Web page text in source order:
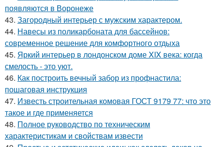
появляются в Воронеже
43. Загородный интерьер с мужским характером.
44. Навесы из поликарбоната для бассейнов:
современное решение для комфортного отдыха
45. Яркий интерьер в лондонском доме XIX века: когда
смелость - это уют.
46. Как построить вечный забор из профнастила:
пошаговая инструкция
47. Известь строительная комовая ГОСТ 9179 77: что это
такое и где применяется
48. Полное руководство по техническим
характеристикам и свойствам извести